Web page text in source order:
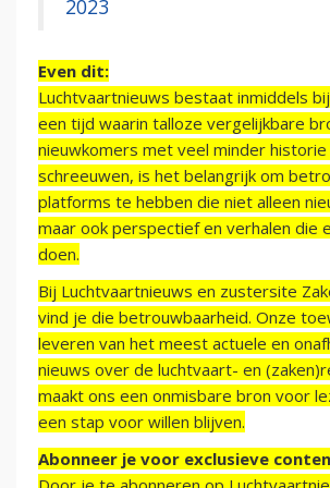
2023
Even dit:
Luchtvaartnieuws bestaat inmiddels
een tijd waarin talloze vergelijkbare
nieuwkomers met veel minder historie
schreeuwen, is het belangrijk om
platforms te hebben die niet alleen
maar ook perspectief en verhalen die
doen.
Bij Luchtvaartnieuws en zustersite
vind je die betrouwbaarheid. Onze
leveren van het meest actuele en
nieuws over de luchtvaart- en
maakt ons een onmisbare bron voor
een stap voor willen blijven.
Abonneer je voor exclusieve